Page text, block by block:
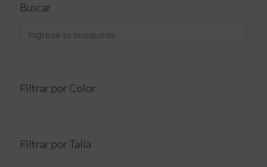
Buscar
Filtrar por Color
Filtrar por Talla